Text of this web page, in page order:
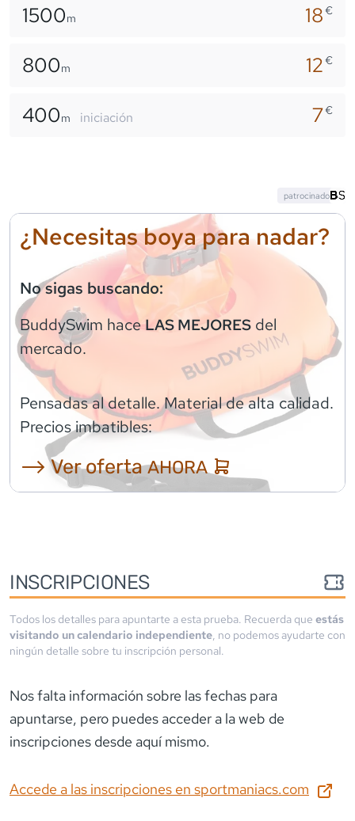
1500m 18€
800m 12€
400m iniciación 7€
¿Necesitas boya para nadar?
No sigas buscando:
BuddySwim haceLAS MEJORES del
mercado.
Pensadas al detalle. Material de alta calidad.
Precios imbatibles:
⟶ Ver ofertaAHORA
patrocinado
INSCRIPCIONES
Todos los detalles para apuntarte a esta prueba. Recuerda que estás
visitando un calendario independiente, no podemos ayudarte con
ningún detalle sobre tu inscripción personal.
Nos falta información sobre las fechas para
apuntarse, pero puedes acceder a la web de
inscripciones desde aquí mismo.
Accede a las inscripciones en sportmaniacs.com